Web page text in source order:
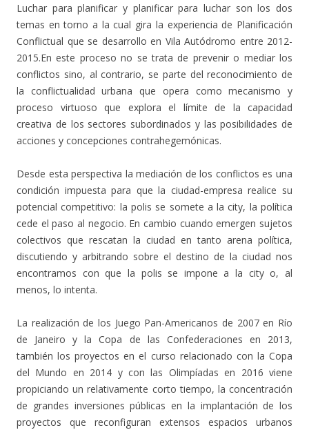
Luchar para planificar y planificar para luchar son los dos
temas en torno a la cual gira la experiencia de Planificación
Conflictual que se desarrollo en Vila Autódromo entre 2012-
2015.En este proceso no se trata de prevenir o mediar los
conflictos sino, al contrario, se parte del reconocimiento de
la conflictualidad urbana que opera como mecanismo y
proceso virtuoso que explora el límite de la capacidad
creativa de los sectores subordinados y las posibilidades de
acciones y concepciones contrahegemónicas.
Desde esta perspectiva la mediación de los conflictos es una
condición impuesta para que la ciudad-empresa realice su
potencial competitivo: la polis se somete a la city, la política
cede el paso al negocio. En cambio cuando emergen sujetos
colectivos que rescatan la ciudad en tanto arena política,
discutiendo y arbitrando sobre el destino de la ciudad nos
encontramos con que la polis se impone a la city o, al
menos, lo intenta.
La realización de los Juego Pan-Americanos de 2007 en Río
de Janeiro y la Copa de las Confederaciones en 2013,
también los proyectos en el curso relacionado con la Copa
del Mundo en 2014 y con las Olimpíadas en 2016 viene
propiciando un relativamente corto tiempo, la concentración
de grandes inversiones públicas en la implantación de los
proyectos que reconfiguran extensos espacios urbanos